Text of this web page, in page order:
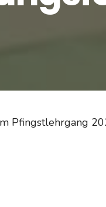
Pfingstlehrgang